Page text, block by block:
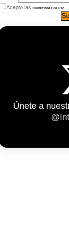
Acepto las Condiciones de uso
Únete a